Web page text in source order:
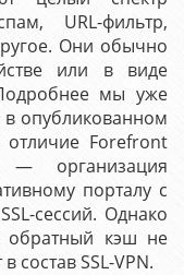
URL-фильтр,
Они обычно
или в виде
мы уже
в опубликованном
отличие Forefront
— организация
порталу с
сессий. Однако
обратный кэш не
состав SSL-VPN.